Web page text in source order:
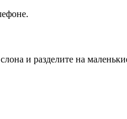
и разделите на